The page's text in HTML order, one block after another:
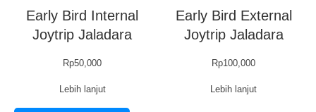
Early Bird Internal
Joytrip Jaladara
Rp50,000
Lebih lanjut
Early Bird External
Joytrip Jaladara
Rp100,000
Lebih lanjut